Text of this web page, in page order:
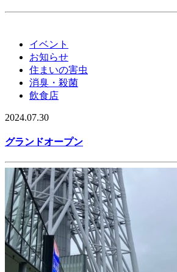
イベント
お知らせ
住まいの害虫
消臭・殺菌
飲食店
2024.07.30
グランドオープン